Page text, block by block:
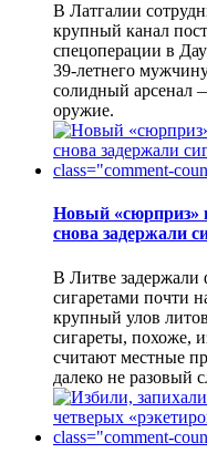
В Латгалии
крупный канал
спецоперации в
39-летнего
солидный арсенал
оружие.
Новый «сюрприз»
снова задержали
В Литве задержали
сигаретами почти
крупный улов
сигареты, похоже,
считают местные
далеко не разовый